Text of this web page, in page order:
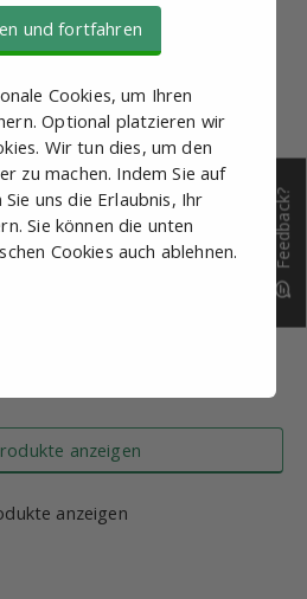
anzeigen
anzeigen
und fortfahren
Cookies, um Ihren
Optional platzieren wir
Wir tun dies, um den
zu machen. Indem Sie auf
Sie uns die Erlaubnis, Ihr
Sie können die unten
Cookies auch ablehnen.
Feedback?